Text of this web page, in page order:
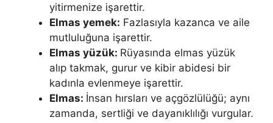
yitirmenize işarettir.
Elmas yemek: Fazlasıyla kazanca ve aile
mutluluğuna işarettir.
Elmas yüzük: Rüyasında elmas yüzük
alıp takmak, gurur ve kibir abidesi bir
kadınla evlenmeye işarettir.
Elmas: İnsan hırsları ve açgözlülüğü; aynı
zamanda, sertliği ve dayanıklılığı vurgular.